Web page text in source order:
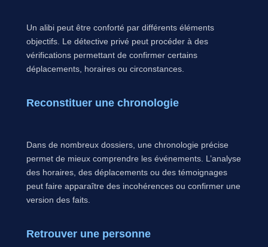
Un alibi peut être conforté par différents éléments
objectifs. Le détective privé peut procéder à des
vérifications permettant de confirmer certains
déplacements, horaires ou circonstances.
Reconstituer une chronologie
Dans de nombreux dossiers, une chronologie précise
permet de mieux comprendre les événements. L’analyse
des horaires, des déplacements ou des témoignages
peut faire apparaître des incohérences ou confirmer une
version des faits.
Retrouver une personne